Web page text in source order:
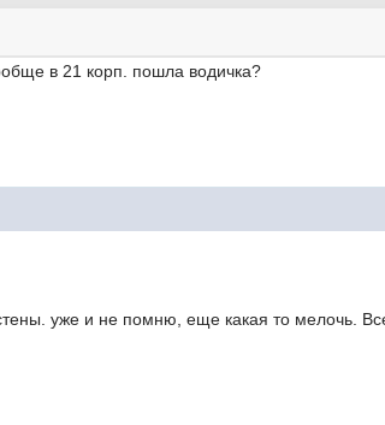
в 21 корп. пошла водичка?
уже и не помню, еще какая то мелочь.